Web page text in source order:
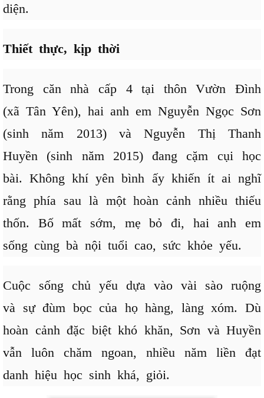
diện.
Thiết thực, kịp thời
Trong căn nhà cấp 4 tại thôn Vườn Đình
(xã Tân Yên), hai anh em Nguyễn Ngọc Sơn
(sinh năm 2013) và Nguyễn Thị Thanh
Huyền (sinh năm 2015) đang cặm cụi học
bài. Không khí yên bình ấy khiến ít ai nghĩ
rằng phía sau là một hoàn cảnh nhiều thiếu
thốn. Bố mất sớm, mẹ bỏ đi, hai anh em
sống cùng bà nội tuổi cao, sức khỏe yếu.
Cuộc sống chủ yếu dựa vào vài sào ruộng
và sự đùm bọc của họ hàng, làng xóm. Dù
hoàn cảnh đặc biệt khó khăn, Sơn và Huyền
vẫn luôn chăm ngoan, nhiều năm liền đạt
danh hiệu học sinh khá, giỏi.